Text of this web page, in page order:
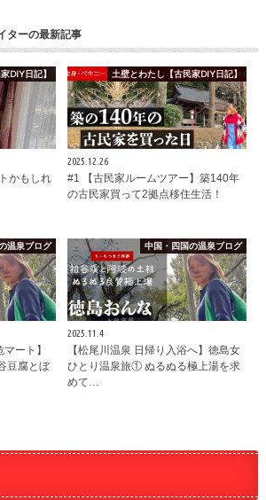
ターの最新記事
DIY日記】
かもしれ
土壁とわたし【古民家DIY日記】
2025.12.26
#1 【古民家ルームツアー】築140年
の古民家買って2拠点移住生活！
温泉ブログ
ート】
豆腐とぼ
中国・四国の温泉ブログ
2025.11.4
【松尾川温泉 日帰り入浴へ】徳島女
ひとり温泉旅① ぬるぬる極上湯を求
めて…